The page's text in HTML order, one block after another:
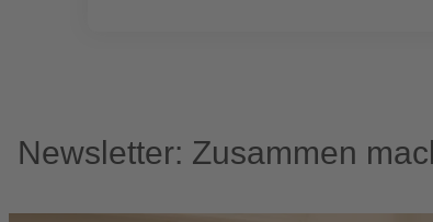
Newsletter: Zusammen